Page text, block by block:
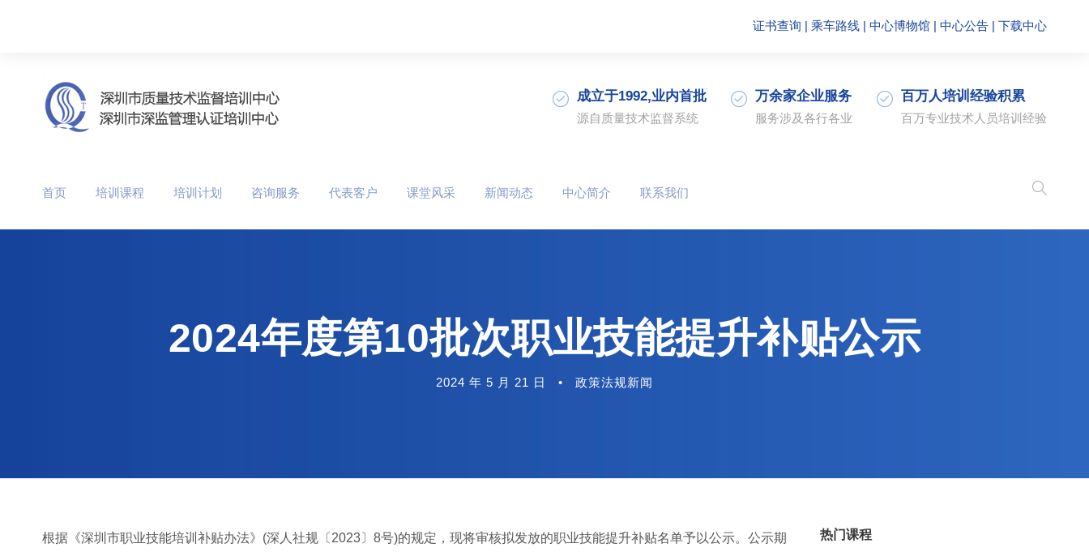
证书查询 | 乘车路线 | 中心博物馆 | 中心公告 | 下载中心
成立于1992,业内首批
源自质量技术监督系统
万余家企业服务
服务涉及各行各业
百万人培训经验积累
百万专业技术人员培训经验
首页 培训课程 培训计划 咨询服务 代表客户 课堂风采 新闻动态 中心简介 联系我们
2024年度第10批次职业技能提升补贴公示
2024 年 5 月 21 日 • 政策法规新闻
根据《深圳市职业技能培训补贴办法》(深人社规〔2023〕8号)的规定，现将审核拟发放的职业技能提升补贴名单予以公示。公示期
热门课程